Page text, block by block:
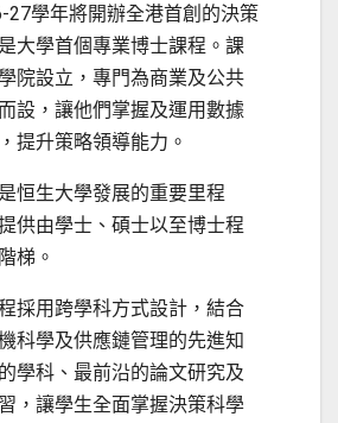
27學年將開辦全港首創的決策
大學首個專業博士課程。課
院設立，專門為商業及公共
設，讓他們掌握及運用數據
提升策略領導能力。
恒生大學發展的重要里程
供由學士、碩士以至博士程
梯。
採用跨學科方式設計，結合
科學及供應鏈管理的先進知
學科、最前沿的論文研究及
，讓學生全面掌握決策科學